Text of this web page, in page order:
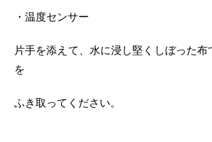
・温度センサー
片手を添えて、水に浸し堅くしぼった
を
ふき取ってください。